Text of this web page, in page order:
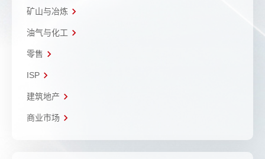
矿山与冶炼
油气与化工
零售
ISP
建筑地产
商业市场